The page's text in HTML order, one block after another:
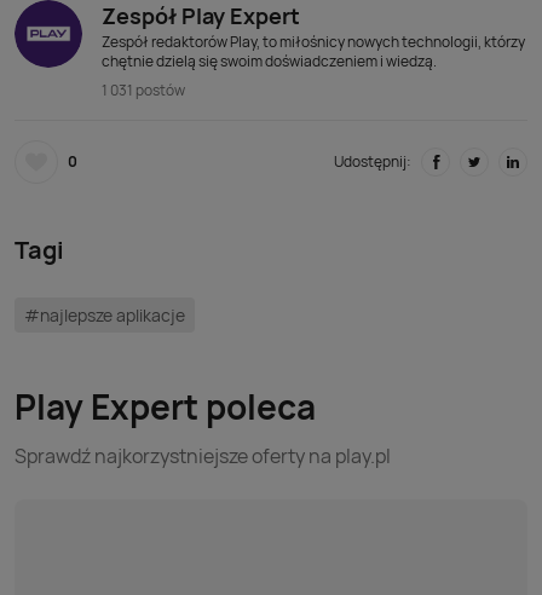
Zespół Play Expert
Zespół redaktorów Play, to miłośnicy nowych technologii, którzy
chętnie dzielą się swoim doświadczeniem i wiedzą.
1 031 postów
0 Udostępnij:
Tagi
#najlepsze aplikacje
Play Expert poleca
Sprawdź najkorzystniejsze oferty na play.pl